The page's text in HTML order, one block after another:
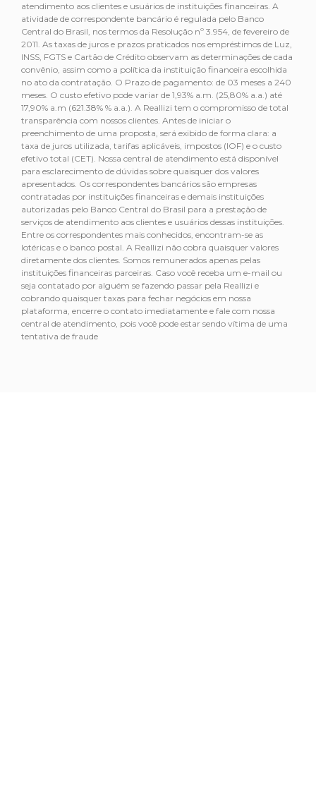
atendimento aos clientes e usuários de instituições financeiras. A
atividade de correspondente bancário é regulada pelo Banco
Central do Brasil, nos termos da Resolução nº 3.954, de fevereiro de
2011. As taxas de juros e prazos praticados nos empréstimos de Luz,
INSS, FGTS e Cartão de Crédito observam as determinações de cada
convênio, assim como a política da instituição financeira escolhida
no ato da contratação. O Prazo de pagamento: de 03 meses a 240
meses. O custo efetivo pode variar de 1,93% a.m. (25,80% a.a.) até
17,90% a.m (621.38% % a.a.). A Reallizi tem o compromisso de total
transparência com nossos clientes. Antes de iniciar o
preenchimento de uma proposta, será exibido de forma clara: a
taxa de juros utilizada, tarifas aplicáveis, impostos (IOF) e o custo
efetivo total (CET). Nossa central de atendimento está disponível
para esclarecimento de dúvidas sobre quaisquer dos valores
apresentados. Os correspondentes bancários são empresas
contratadas por instituições financeiras e demais instituições
autorizadas pelo Banco Central do Brasil para a prestação de
serviços de atendimento aos clientes e usuários dessas instituições.
Entre os correspondentes mais conhecidos, encontram-se as
lotéricas e o banco postal. A Reallizi não cobra quaisquer valores
diretamente dos clientes. Somos remunerados apenas pelas
instituições financeiras parceiras. Caso você receba um e-mail ou
seja contatado por alguém se fazendo passar pela Reallizi e
cobrando quaisquer taxas para fechar negócios em nossa
plataforma, encerre o contato imediatamente e fale com nossa
central de atendimento, pois você pode estar sendo vítima de uma
tentativa de fraude